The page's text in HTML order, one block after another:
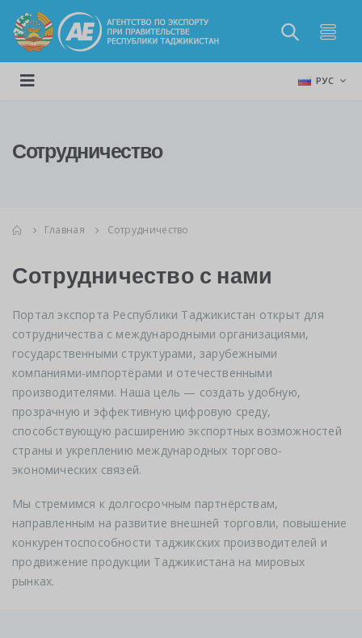
РУС
Сотрудничество
Главная Сотрудничество
Сотрудничество с нами
Портал экспорта Республики Таджикистан открыт для
сотрудничества с международными организациями,
государственными структурами, зарубежными
компаниями-импортёрами и отечественными
производителями. Наша цель — создать удобную,
прозрачную и эффективную цифровую среду,
способствующую расширению экспортных возможностей
страны и укреплению международных торгово-
экономических связей.
Мы стремимся к долгосрочным партнёрствам,
направленным на развитие внешней торговли, повышение
конкурентоспособности таджикских производителей и
продвижение продукции Таджикистана на мировых
рынках.